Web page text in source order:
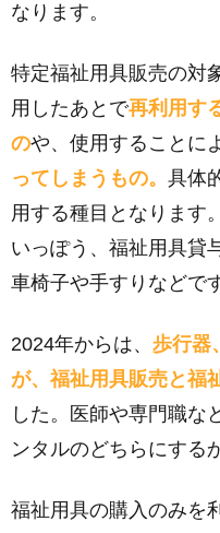
なります。
特定福祉用具販売の対
用したあとで再利用す
のや、使用することに
ってしまうもの。 具体
用する種目となります。
いっぽう、福祉用具貸
車椅子や手すりなどで
2024年からは、 歩行器
が、福祉用具販売と福
した。医師や専門職な
ンタルのどちらにする
福祉用具の購入のみを